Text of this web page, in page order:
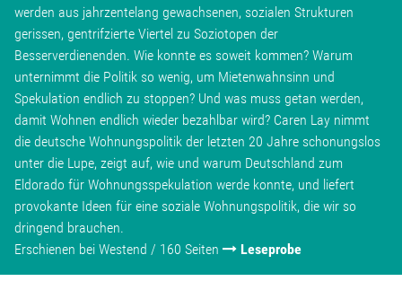
Leseprobe
Pressestimmen
Bestellen
werden aus jahrzentelang gewachsenen, sozialen Strukturen
gerissen, gentrifzierte Viertel zu Soziotopen der
Besserverdienenden. Wie konnte es soweit kommen? Warum
unternimmt die Politik so wenig, um Mietenwahnsinn und
Spekulation endlich zu stoppen? Und was muss getan werden,
damit Wohnen endlich wieder bezahlbar wird? Caren Lay nimmt
die deutsche Wohnungspolitik der letzten 20 Jahre schonungslos
unter die Lupe, zeigt auf, wie und warum Deutschland zum
Eldorado für Wohnungsspekulation werde konnte, und liefert
provokante Ideen für eine soziale Wohnungspolitik, die wir so
dringend brauchen.
Erschienen bei Westend / 160 Seiten
Leseprobe